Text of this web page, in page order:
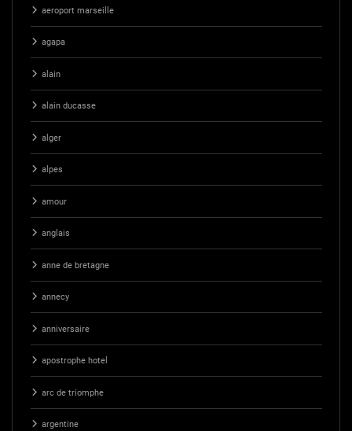
aeroport marseille
agapa
alain
alain ducasse
alger
alpes
amour
anglais
anne de bretagne
annecy
anniversaire
apostrophe hotel
arc de triomphe
argentine